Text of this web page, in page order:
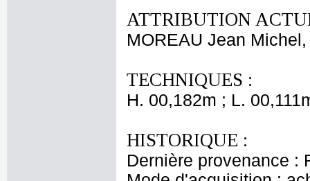
ATTRIBUTION
MOREAU Jean
TECHNIQUES :
H. 00,182m ; L.
HISTORIQUE :
Dernière provenance :